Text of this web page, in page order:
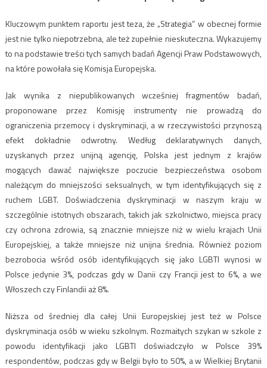
Kluczowym punktem raportu jest teza, że „Strategia” w obecnej formie
jest nie tylko niepotrzebna, ale też zupełnie nieskuteczna. Wykazujemy
to na podstawie treści tych samych badań Agencji Praw Podstawowych,
na które powołała się Komisja Europejska.
Jak wynika z niepublikowanych wcześniej fragmentów badań,
proponowane przez Komisję instrumenty nie prowadzą do
ograniczenia przemocy i dyskryminacji, a w rzeczywistości przynoszą
efekt dokładnie odwrotny. Według deklaratywnych danych,
uzyskanych przez unijną agencję, Polska jest jednym z krajów
mogących dawać największe poczucie bezpieczeństwa osobom
należącym do mniejszości seksualnych, w tym identyfikujących się z
ruchem LGBT. Doświadczenia dyskryminacji w naszym kraju w
szczególnie istotnych obszarach, takich jak szkolnictwo, miejsca pracy
czy ochrona zdrowia, są znacznie mniejsze niż w wielu krajach Unii
Europejskiej, a także mniejsze niż unijna średnia. Również poziom
bezrobocia wśród osób identyfikujących się jako LGBTI wynosi w
Polsce jedynie 3%, podczas gdy w Danii czy Francji jest to 6%, a we
Włoszech czy Finlandii aż 8%.
Niższa od średniej dla całej Unii Europejskiej jest też w Polsce
dyskryminacja osób w wieku szkolnym. Rozmaitych szykan w szkole z
powodu identyfikacji jako LGBTI doświadczyło w Polsce 39%
respondentów, podczas gdy w Belgii było to 50%, a w Wielkiej Brytanii